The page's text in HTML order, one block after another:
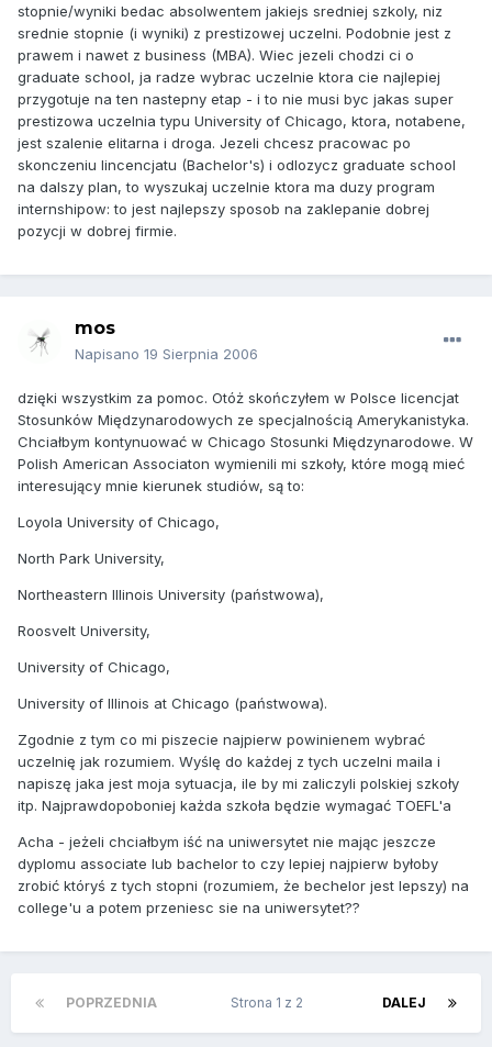
stopnie/wyniki bedac absolwentem jakiejs sredniej szkoly, niz
srednie stopnie (i wyniki) z prestizowej uczelni. Podobnie jest z
prawem i nawet z business (MBA). Wiec jezeli chodzi ci o
graduate school, ja radze wybrac uczelnie ktora cie najlepiej
przygotuje na ten nastepny etap - i to nie musi byc jakas super
prestizowa uczelnia typu University of Chicago, ktora, notabene,
jest szalenie elitarna i droga. Jezeli chcesz pracowac po
skonczeniu lincencjatu (Bachelor's) i odlozycz graduate school
na dalszy plan, to wyszukaj uczelnie ktora ma duzy program
internshipow: to jest najlepszy sposob na zaklepanie dobrej
pozycji w dobrej firmie.
mos
Napisano 19 Sierpnia 2006
dzięki wszystkim za pomoc. Otóż skończyłem w Polsce licencjat
Stosunków Międzynarodowych ze specjalnością Amerykanistyka.
Chciałbym kontynuować w Chicago Stosunki Międzynarodowe. W
Polish American Associaton wymienili mi szkoły, które mogą mieć
interesujący mnie kierunek studiów, są to:
Loyola University of Chicago,
North Park University,
Northeastern Illinois University (państwowa),
Roosvelt University,
University of Chicago,
University of Illinois at Chicago (państwowa).
Zgodnie z tym co mi piszecie najpierw powinienem wybrać
uczelnię jak rozumiem. Wyślę do każdej z tych uczelni maila i
napiszę jaka jest moja sytuacja, ile by mi zaliczyli polskiej szkoły
itp. Najprawdopoboniej każda szkoła będzie wymagać TOEFL'a
Acha - jeżeli chciałbym iść na uniwersytet nie mając jeszcze
dyplomu associate lub bachelor to czy lepiej najpierw byłoby
zrobić któryś z tych stopni (rozumiem, że bechelor jest lepszy) na
college'u a potem przeniesc sie na uniwersytet??
POPRZEDNIA DALEJ
Strona 1 z 2